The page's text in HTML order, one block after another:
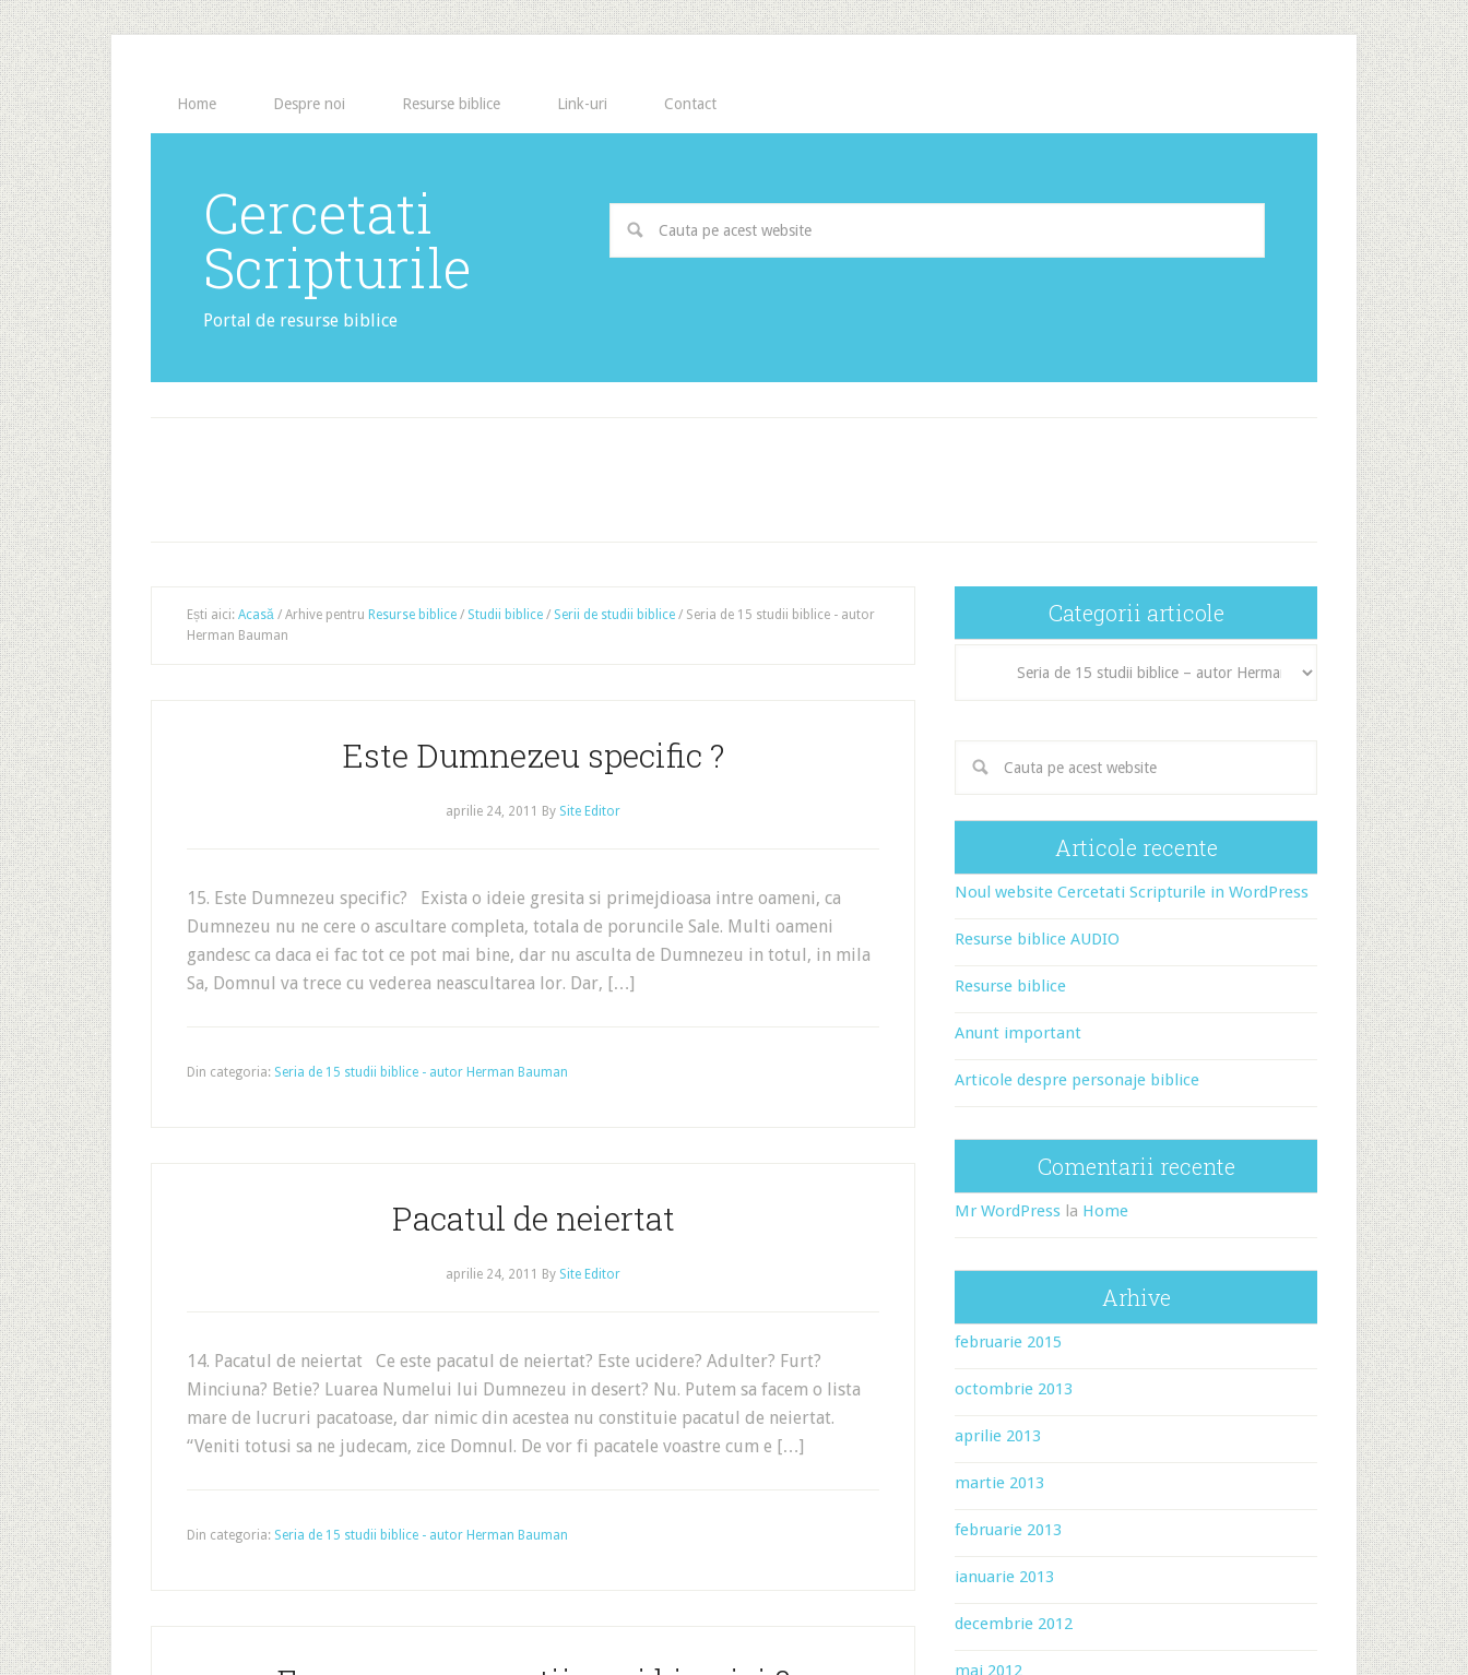
Home Despre noi Resurse biblice Link-uri Contact
Cercetati
Scripturile
Portal de resurse biblice
Ești aici: Acasă / Arhive pentru Resurse biblice / Studii biblice / Serii de studii biblice / Seria de 15 studii biblice - autor
Herman Bauman
Este Dumnezeu specific ?
aprilie 24, 2011 By Site Editor
15. Este Dumnezeu specific? Exista o ideie gresita si primejdioasa intre oameni, ca
Dumnezeu nu ne cere o ascultare completa, totala de poruncile Sale. Multi oameni
gandesc ca daca ei fac tot ce pot mai bine, dar nu asculta de Dumnezeu in totul, in mila
Sa, Domnul va trece cu vederea neascultarea lor. Dar, […]
Din categoria: Seria de 15 studii biblice - autor Herman Bauman
Pacatul de neiertat
aprilie 24, 2011 By Site Editor
14. Pacatul de neiertat Ce este pacatul de neiertat? Este ucidere? Adulter? Furt?
Minciuna? Betie? Luarea Numelui lui Dumnezeu in desert? Nu. Putem sa facem o lista
mare de lucruri pacatoase, dar nimic din acestea nu constituie pacatul de neiertat.
“Veniti totusi sa ne judecam, zice Domnul. De vor fi pacatele voastre cum e […]
Din categoria: Seria de 15 studii biblice - autor Herman Bauman
Categorii articole
Articole recente
Noul website Cercetati Scripturile in WordPress
Resurse biblice AUDIO
Resurse biblice
Anunt important
Articole despre personaje biblice
Comentarii recente
Mr WordPress la Home
Arhive
februarie 2015
octombrie 2013
aprilie 2013
martie 2013
februarie 2013
ianuarie 2013
decembrie 2012
mai 2012